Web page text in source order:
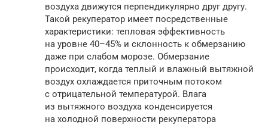
воздуха движутся перпендикулярно друг другу.
Такой рекуператор имеет посредственные
характеристики: тепловая эффективность
на уровне 40–45% и склонность к обмерзанию
даже при слабом морозе. Обмерзание
происходит, когда теплый и влажный вытяжной
воздух охлаждается приточным потоком
с отрицательной температурой. Влага
из вытяжного воздуха конденсируется
на холодной поверхности рекуператора